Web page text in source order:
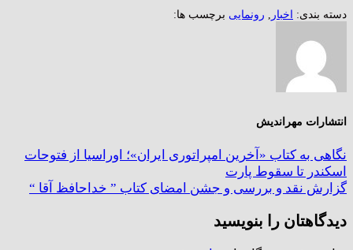
دسته بندی: اخبار , رونمایی برچسب ها:
انتشارات مهراندیش
نگاهی به کتاب «آخرین امپراتوری ایران»؛ اوراسیا از فتوحات
اسکندر تا سقوط پارت
گزارش نقد و بررسی و جشن امضای کتاب ” خداحافظ آقا “
دیدگاهتان را بنویسید